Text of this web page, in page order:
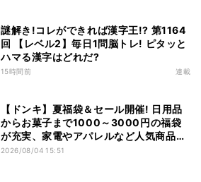
謎解き!コレができれば漢字王!? 第1164
回 【レベル2】毎日1問脳トレ! ピタッと
ハマる漢字はどれだ?
15時間前 連載
【ドンキ】夏福袋＆セール開催! 日用品
からお菓子まで1000～3000円の福袋
が充実、家電やアパレルなど人気商品も
特価
2026/08/04 15:51